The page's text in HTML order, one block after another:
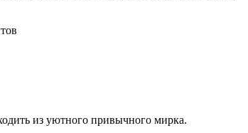
из уютного привычного мирка.